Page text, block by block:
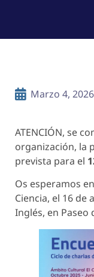
Marzo 4, 2026
ATENCIÓN, se
organización, la
prevista para el
Os esperamos
Ciencia, el 16 de
Inglés, en Paseo